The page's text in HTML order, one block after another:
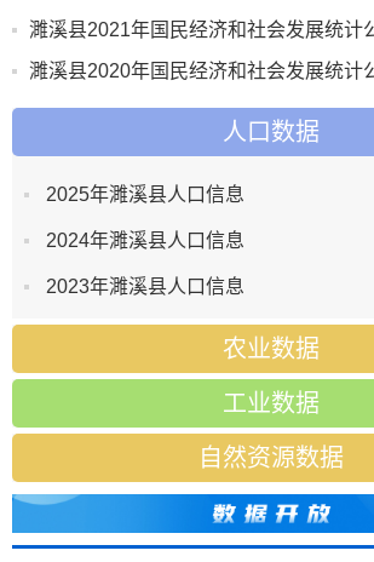
濉溪县2021年国民经济和社会发展统计
濉溪县2020年国民经济和社会发展统计
人口数据
2025年濉溪县人口信息
2024年濉溪县人口信息
2023年濉溪县人口信息
农业数据
2025年濉溪县农业信息
2024年濉溪县农业信息
2023年濉溪县农业信息
工业数据
2025年濉溪县工业状况
2024年濉溪县工业状况
自然资源数据